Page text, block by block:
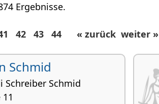
Ergebnisse.
42 43 44 « zurück weiter »
Schmid
Schreiber Schmid